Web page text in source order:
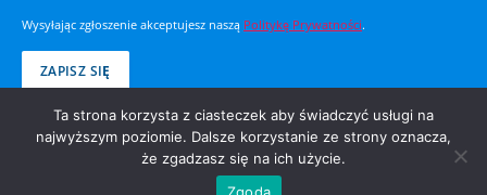
Ta strona korzysta z ciasteczek aby świadczyć usługi na
najwyższym poziomie. Dalsze korzystanie ze strony oznacza,
że zgadzasz się na ich użycie.
Zgoda